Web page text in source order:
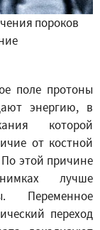
пороков
поле протоны
энергию, в
которой
от костной
этой причине
лучше
Переменное
переход